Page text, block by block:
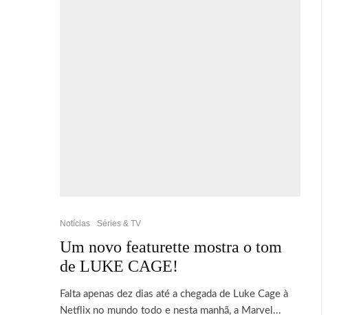
Notícias Séries & TV
Um novo featurette mostra o tom
de LUKE CAGE!
Falta apenas dez dias até a chegada de Luke Cage à
Netflix no mundo todo e nesta manhã, a Marvel...